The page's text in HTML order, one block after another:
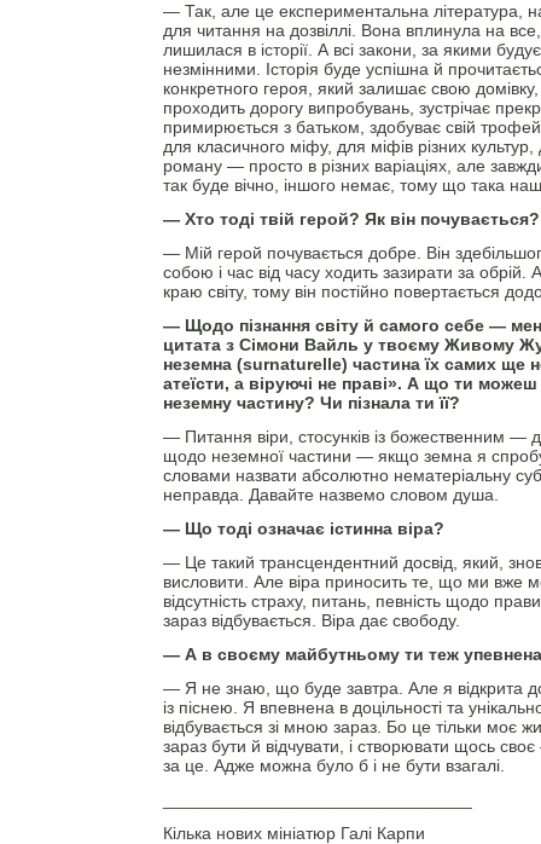
— Так, але це експериментальна література,
для читання на дозвіллі. Вона вплинула на
лишилася в історії. А всі закони, за якими
незмінними. Історія буде успішна й
конкретного героя, який залишає свою
проходить дорогу випробувань, зустрічає
примирюється з батьком, здобуває свій
для класичного міфу, для міфів різних культур,
роману — просто в різних варіаціях, але
так буде вічно, іншого немає, тому що така
— Хто тоді твій герой? Як він почувається?
— Мій герой почувається добре. Він
собою і час від часу ходить зазирати за
краю світу, тому він постійно повертається
— Щодо пізнання світу й самого себе —
цитата з Сімони Вайль у твоєму Живому
неземна (surnaturelle) частина їх самих ще
атеїсти, а віруючі не праві». А що ти
неземну частину? Чи пізнала ти її?
— Питання віри, стосунків із божественним —
щодо неземної частини — якщо земна я
словами назвати абсолютно нематеріальну
неправда. Давайте назвемо словом душа.
— Що тоді означає істинна віра?
— Це такий трансцендентний досвід, який,
висловити. Але віра приносить те, що ми вже
відсутність страху, питань, певність щодо
зараз відбувається. Віра дає свободу.
— А в своєму майбутньому ти теж
— Я не знаю, що буде завтра. Але я відкрита
із піснею. Я впевнена в доцільності та
відбувається зі мною зараз. Бо це тільки моє
зараз бути й відчувати, і створювати щось
за це. Адже можна було б і не бути взагалі.
Кілька нових мініатюр Галі Карпи